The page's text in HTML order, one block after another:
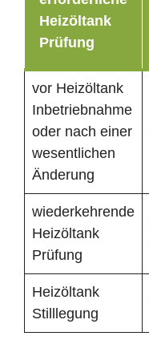
Heizöltank
Prüfung
vor Heizöltank
Inbetriebnahme
oder nach einer
wesentlichen
Änderung
wiederkehrende
Heizöltank
Prüfung
Heizöltank
Stilllegung